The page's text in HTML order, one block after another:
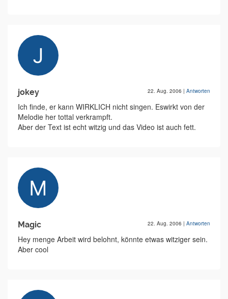
jokey 22. Aug. 2006 | Antworten
Ich finde, er kann WIRKLICH nicht singen. Eswirkt von der
Melodie her tottal verkrampft.
Aber der Text ist echt witzig und das Video ist auch fett.
Magic 22. Aug. 2006 | Antworten
Hey menge Arbeit wird belohnt, könnte etwas witziger sein.
Aber cool